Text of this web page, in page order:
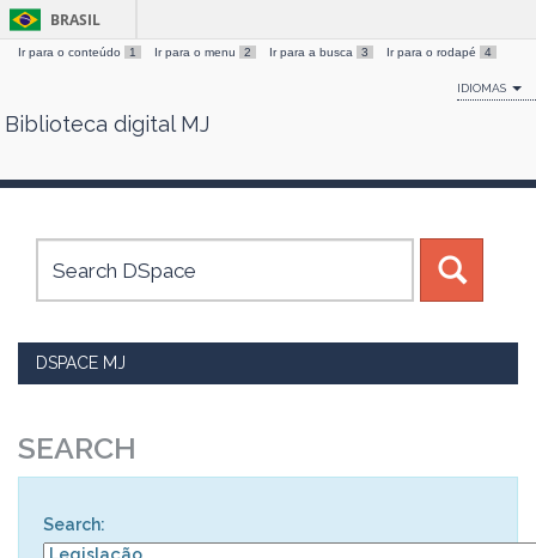
Skip
BRASIL
Ir para o conteúdo 1 Ir para o menu 2 Ir para a busca 3 Ir para o rodapé 4
IDIOMAS
Biblioteca digital MJ
DSPACE MJ
SEARCH
Search: